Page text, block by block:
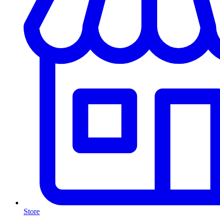
Store